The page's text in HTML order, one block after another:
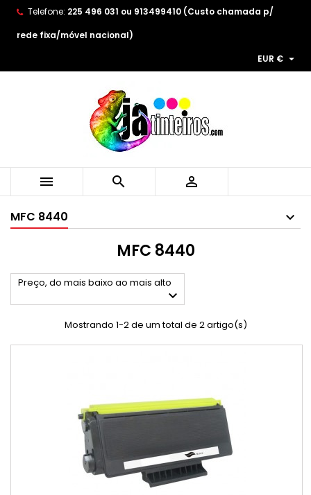
Telefone: 225 496 031 ou 913499410 (Custo chamada p/
rede fixa/móvel nacional)
EUR € 
  
MFC 8440
MFC 8440
Preço, do mais baixo ao mais alto

Mostrando 1-2 de um total de 2 artigo(s)
As minhas listas de desejos ×
((modalTitle)) ×
((cancelText)) ((modalDeleteText))
((title)) ×
((label))
((cancelText)) ((createText))
Entrar ×
You need to be logged in to save products in your
wishlist.
((cancelText))